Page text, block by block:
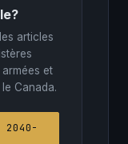
articles
et
Canada.
2040-